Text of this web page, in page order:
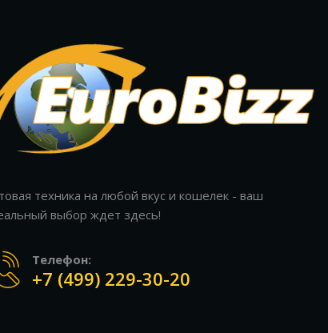
техника на любой вкус и кошелек - ваш
выбор ждет здесь!
Телефон:
+7 (499) 229-30-20